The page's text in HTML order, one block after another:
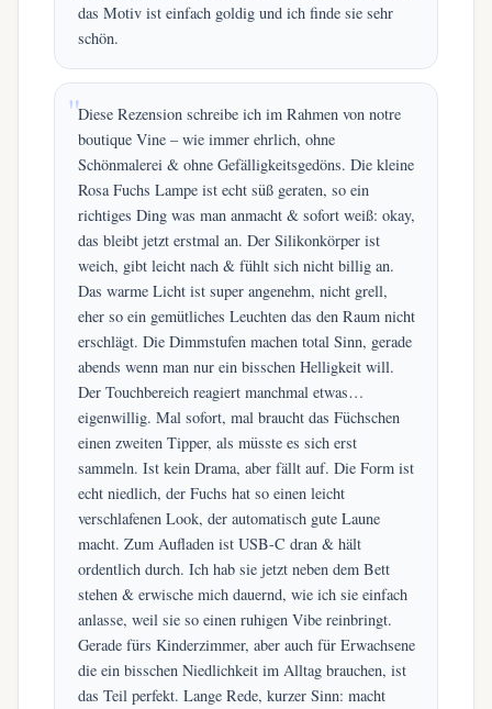
das Motiv ist einfach goldig und ich finde sie sehr
schön.
Diese Rezension schreibe ich im Rahmen von notre
boutique Vine – wie immer ehrlich, ohne
Schönmalerei & ohne Gefälligkeitsgedöns. Die kleine
Rosa Fuchs Lampe ist echt süß geraten, so ein
richtiges Ding was man anmacht & sofort weiß: okay,
das bleibt jetzt erstmal an. Der Silikonkörper ist
weich, gibt leicht nach & fühlt sich nicht billig an.
Das warme Licht ist super angenehm, nicht grell,
eher so ein gemütliches Leuchten das den Raum nicht
erschlägt. Die Dimmstufen machen total Sinn, gerade
abends wenn man nur ein bisschen Helligkeit will.
Der Touchbereich reagiert manchmal etwas…
eigenwillig. Mal sofort, mal braucht das Füchschen
einen zweiten Tipper, als müsste es sich erst
sammeln. Ist kein Drama, aber fällt auf. Die Form ist
echt niedlich, der Fuchs hat so einen leicht
verschlafenen Look, der automatisch gute Laune
macht. Zum Aufladen ist USB-C dran & hält
ordentlich durch. Ich hab sie jetzt neben dem Bett
stehen & erwische mich dauernd, wie ich sie einfach
anlasse, weil sie so einen ruhigen Vibe reinbringt.
Gerade fürs Kinderzimmer, aber auch für Erwachsene
die ein bisschen Niedlichkeit im Alltag brauchen, ist
das Teil perfekt. Lange Rede, kurzer Sinn: macht